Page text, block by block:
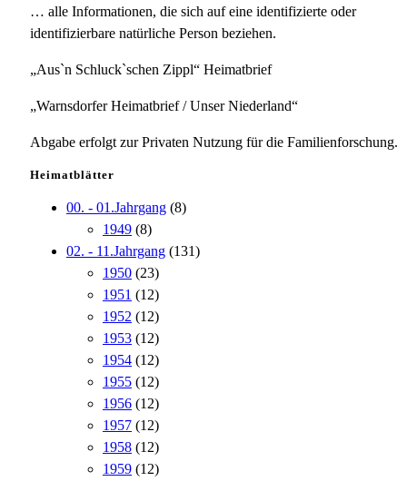
… alle Informationen, die sich auf eine identifizierte oder
identifizierbare natürliche Person beziehen.
„Aus`n Schluck`schen Zippl“ Heimatbrief
„Warnsdorfer Heimatbrief / Unser Niederland“
Abgabe erfolgt zur Privaten Nutzung für die Familienforschung.
Heimatblätter
00. - 01.Jahrgang (8)
1949 (8)
02. - 11.Jahrgang (131)
1950 (23)
1951 (12)
1952 (12)
1953 (12)
1954 (12)
1955 (12)
1956 (12)
1957 (12)
1958 (12)
1959 (12)